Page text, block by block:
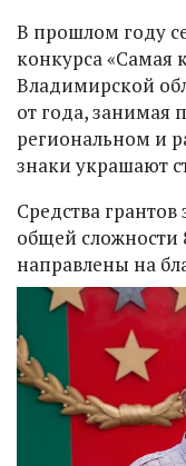
В прошлом году
конкурса «Самая
Владимирской
от года, занимая
региональном и
знаки украшают
Средства
общей сложности
направлены на